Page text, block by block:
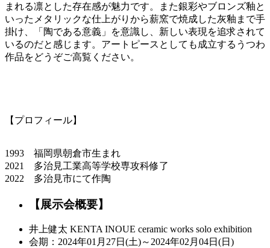
まれる凛とした存在感が魅力です。また銀彩やブロンズ釉と
いったメタリックな仕上がりから薪窯で焼成した灰釉まで手
掛け、「陶である意義」を意識し、新しい表現を追求されて
いるのだと感じます。アートピースとしても成立するうつわ
作品をどうぞご高覧ください。
【プロフィール】
1993 福岡県朝倉市生まれ
2021 多治見工業高等学校専攻科修了
2022 多治見市にて作陶
【展示会概要】
井上健太 KENTA INOUE ceramic works solo exhibition
会期：2024年01月27日(土)～2024年02月04日(日)